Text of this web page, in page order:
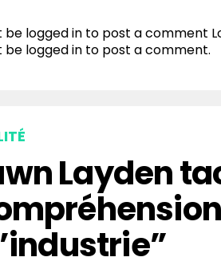
be logged in to post a comment
be logged in to post a comment.
Layden